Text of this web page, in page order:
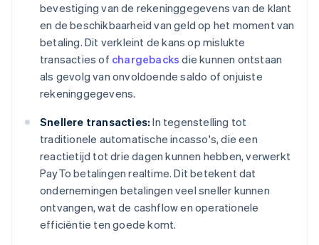
bevestiging van de rekeninggegevens van de klant
en de beschikbaarheid van geld op het moment van
betaling. Dit verkleint de kans op mislukte
transacties of chargebacks die kunnen ontstaan
als gevolg van onvoldoende saldo of onjuiste
rekeninggegevens.
Snellere transacties: In tegenstelling tot
traditionele automatische incasso's, die een
reactietijd tot drie dagen kunnen hebben, verwerkt
PayTo betalingen realtime. Dit betekent dat
ondernemingen betalingen veel sneller kunnen
ontvangen, wat de cashflow en operationele
efficiëntie ten goede komt.